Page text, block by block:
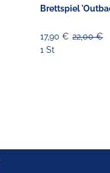
Brettspiel
17,90 € 22,00 €
1 St